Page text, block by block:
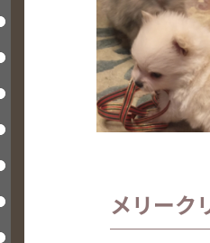
メリーク